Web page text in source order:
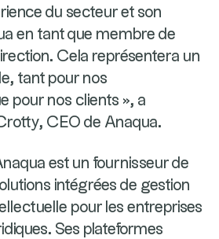
du secteur et son
en tant que membre de
Cela représentera un
tant pour nos
pour nos clients », a
CEO de Anaqua.
est un fournisseur de
intégrées de gestion
pour les entreprises
Ses plateformes